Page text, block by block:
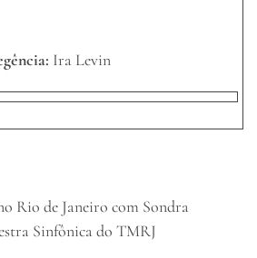
Ira Levin
Rio de Janeiro com Sondra
Sinfônica do TMRJ